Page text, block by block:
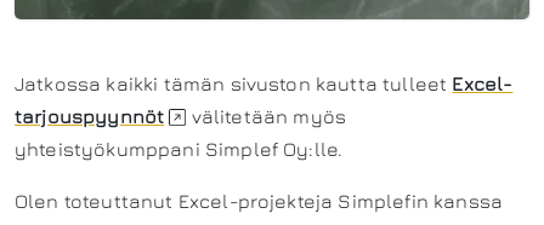
Jatkossa kaikki tämän sivuston kautta tulleet Excel-
tarjouspyynnöt
välitetään myös
yhteistyökumppani Simplef Oy:lle.
Olen toteuttanut Excel-projekteja Simplefin kanssa